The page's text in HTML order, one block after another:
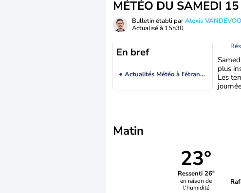
MÉTÉO DU SAMEDI
Bulletin établi parAlexis
Actualisé à 15h30
En bref
Actualités Météo à l'étranger
plus
Les
Matin
23°
Ressenti 26°
en raison de
l'humidité